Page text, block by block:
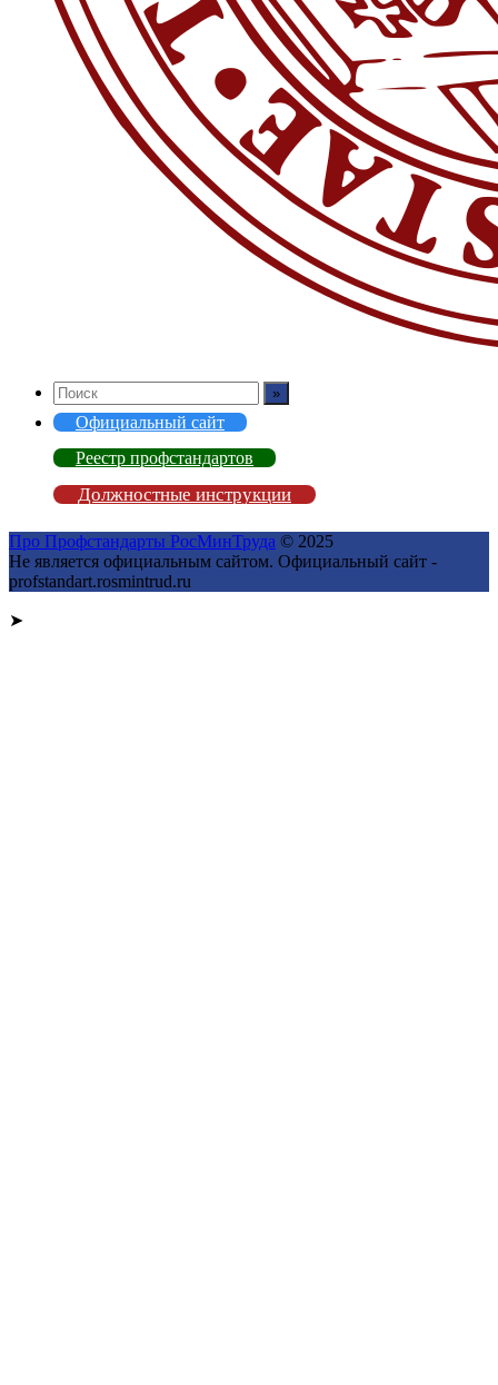
Официальный сайт
Реестр профстандартов
Должностные инструкции
Про Профстандарты РосМинТруда © 2025
Не является официальным сайтом. Официальный сайт -
profstandart.rosmintrud.ru
➤